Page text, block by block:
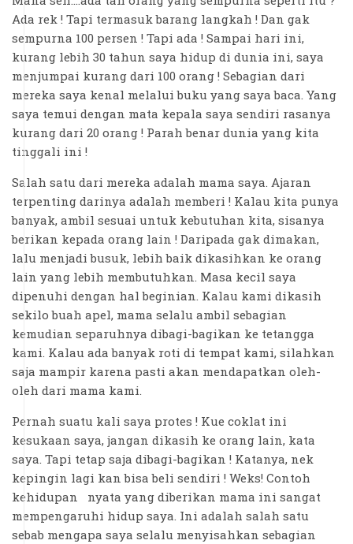
Ada rek ! Tapi termasuk barang langkah ! Dan gak
sempurna 100 persen ! Tapi ada ! Sampai hari ini,
kurang lebih 30 tahun saya hidup di dunia ini, saya
menjumpai kurang dari 100 orang ! Sebagian dari
mereka saya kenal melalui buku yang saya baca. Yang
saya temui dengan mata kepala saya sendiri rasanya
kurang dari 20 orang ! Parah benar dunia yang kita
tinggali ini !
Salah satu dari mereka adalah mama saya. Ajaran
terpenting darinya adalah memberi ! Kalau kita punya
banyak, ambil sesuai untuk kebutuhan kita, sisanya
berikan kepada orang lain ! Daripada gak dimakan,
lalu menjadi busuk, lebih baik dikasihkan ke orang
lain yang lebih membutuhkan. Masa kecil saya
dipenuhi dengan hal beginian. Kalau kami dikasih
sekilo buah apel, mama selalu ambil sebagian
kemudian separuhnya dibagi-bagikan ke tetangga
kami. Kalau ada banyak roti di tempat kami, silahkan
saja mampir karena pasti akan mendapatkan oleh-
oleh dari mama kami.
Pernah suatu kali saya protes ! Kue coklat ini
kesukaan saya, jangan dikasih ke orang lain, kata
saya. Tapi tetap saja dibagi-bagikan ! Katanya, nek
kepingin lagi kan bisa beli sendiri ! Weks! Contoh
kehidupan nyata yang diberikan mama ini sangat
mempengaruhi hidup saya. Ini adalah salah satu
sebab mengapa saya selalu menyisahkan sebagian